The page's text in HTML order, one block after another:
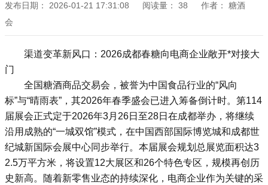
发布日期： 2026-01-21 17:31:08 阅读量： 38 作者：
糖酒
会
渠道变革新风口：2026成都春糖向电商企业敞开*对接大
门
全国糖酒商品交易会 ，被誉为中国食品行业的“风向
标”与“晴雨表”，其2026年春季盛会已进入筹备倒计时。第114
届展会正式定于2026年3月26日至28日在成都举办，将继续
沿用成熟的“一城双馆”模式，在中国西部国际博览城和成都世
纪城新国际会展中心同步举行。本届展会规划总展览面积达3
2.5万平方米，将设置12大展区和26个特色专区，规模再创历
史新高。随着新零售业态的持续深化，电商企业作为关键的采